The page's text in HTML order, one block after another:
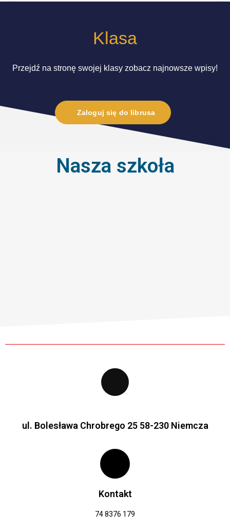
Klasa
Przejdź na stronę swojej klasy zobacz najnowsze wpisy!
Zaloguj się do librusa
Nasza szkoła
ul. Bolesława Chrobrego 25 58-230 Niemcza
Kontakt
74 8376 179